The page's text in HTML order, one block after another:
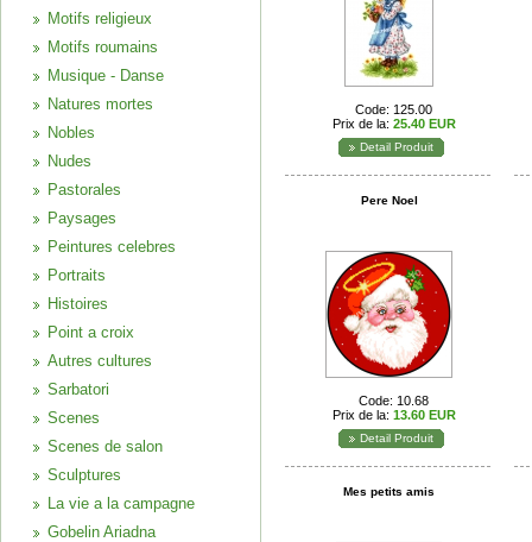
Motifs religieux
Motifs roumains
Musique - Danse
Natures mortes
Nobles
Nudes
Pastorales
Paysages
Peintures celebres
Portraits
Histoires
Point a croix
Autres cultures
Sarbatori
Scenes
Scenes de salon
Sculptures
La vie a la campagne
Gobelin Ariadna
Code: 125.00
Prix de la: 25.40 EUR
Detail Produit
Pere Noel
Code: 10.68
Prix de la: 13.60 EUR
Detail Produit
Mes petits amis